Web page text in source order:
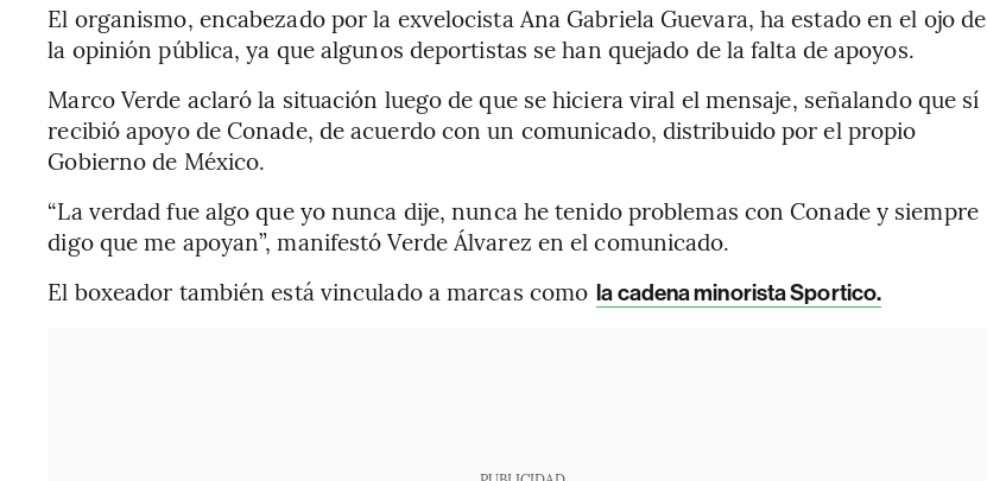
El organismo, encabezado por la exvelocista Ana Gabriela Guevara, ha estado en el ojo de
la opinión pública, ya que algunos deportistas se han quejado de la falta de apoyos.
Marco Verde aclaró la situación luego de que se hiciera viral el mensaje, señalando que sí
recibió apoyo de Conade, de acuerdo con un comunicado, distribuido por el propio
Gobierno de México.
“La verdad fue algo que yo nunca dije, nunca he tenido problemas con Conade y siempre
digo que me apoyan”, manifestó Verde Álvarez en el comunicado.
El boxeador también está vinculado a marcas como la cadena minorista Sportico.